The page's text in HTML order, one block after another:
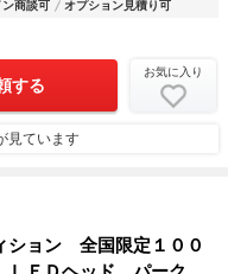
ン商談可 オプション見積り可
する
お気に入り
見ています
ョン 全国限定１００